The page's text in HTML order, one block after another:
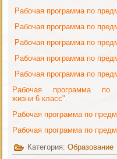
Рабочая программа по
Рабочая программа по
Рабочая программа по
Рабочая программа по
Рабочая программа по
Рабочая программа по
жизни 6 класс".
Рабочая программа по
Рабочая программа по
Категория:Образование